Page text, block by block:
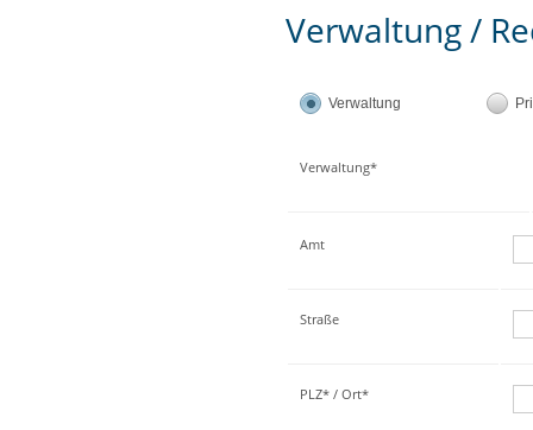
Verwaltung /
Verwaltung
Verwaltung*
Amt
Straße
PLZ* / Ort*